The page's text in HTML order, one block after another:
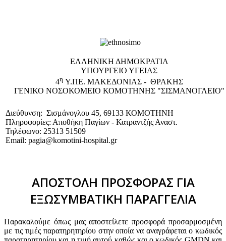
EΛΛΗΝΙΚΗ ΔΗΜΟΚΡΑΤΙΑ
ΥΠΟΥΡΓΕΙΟ ΥΓΕΙΑΣ
4η Υ.ΠΕ. ΜΑΚΕΔΟΝΙΑΣ - ΘΡΑΚΗΣ
ΓΕΝΙΚΟ NΟΣΟΚΟΜΕΙΟ ΚΟΜΟΤΗΝΗΣ "ΣΙΣΜΑΝΟΓΛΕΙΟ"
Διεύθυνση: Σισμάνογλου 45, 69133 ΚΟΜΟΤΗΝΗ
Πληροφορίες: Αποθήκη Παγίων - Κατραντζής Αναστ.
Τηλέφωνο: 25313 51509
Email: pagia@komotini-hospital.gr
ΑΠΟΣΤΟΛΗ ΠΡΟΣΦΟΡΑΣ ΓΙΑ
ΕΞΩΣΥΜΒΑΤΙΚΗ ΠΑΡΑΓΓΕΛΙΑ
Παρακαλούμε όπως μας αποστείλετε προσφορά προσαρμοσμένη
με τις τιμές παρατηρητηρίου στην οποία να αναγράφεται ο κωδικός